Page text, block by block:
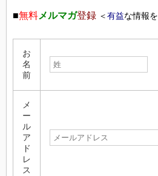
■無料メルマガ登録 ＜有益な情報を
お
名
前
メ
ー
ル
ア
ド
レ
ス